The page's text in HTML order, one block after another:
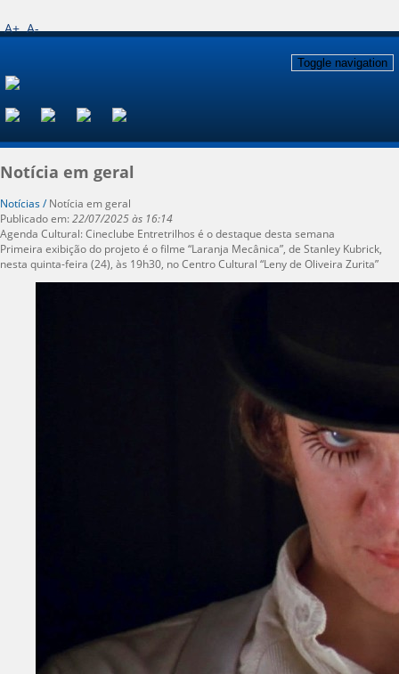
A+ A-
Toggle navigation
Notícia em geral
Notícias /Notícia em geral
Publicado em:22/07/2025 às 16:14
Agenda Cultural: Cineclube Entretrilhos é o destaque desta semana
Primeira exibição do projeto é o filme “Laranja Mecânica”, de Stanley Kubrick,
nesta quinta-feira (24), às 19h30, no Centro Cultural “Leny de Oliveira Zurita”